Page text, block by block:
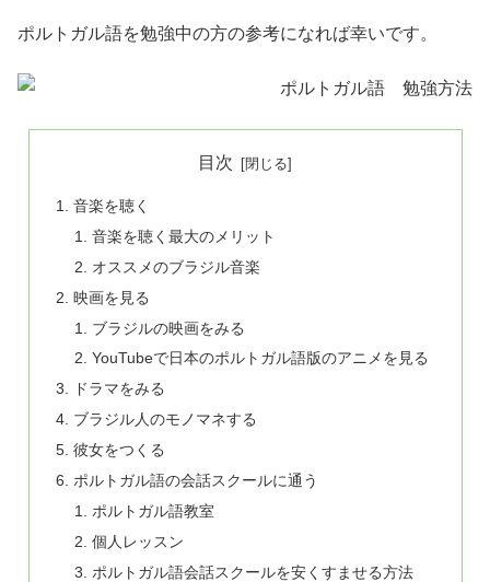
ポルトガル語を勉強中の方の参考になれば幸いです。
目次
音楽を聴く
音楽を聴く最大のメリット
オススメのブラジル音楽
映画を見る
ブラジルの映画をみる
YouTubeで日本のポルトガル語版のアニメを見る
ドラマをみる
ブラジル人のモノマネする
彼女をつくる
ポルトガル語の会話スクールに通う
ポルトガル語教室
個人レッスン
ポルトガル語会話スクールを安くすませる方法